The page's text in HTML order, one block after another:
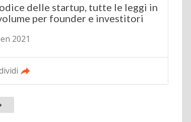
delle startup, tutte le leggi in
per founder e investitori
2021